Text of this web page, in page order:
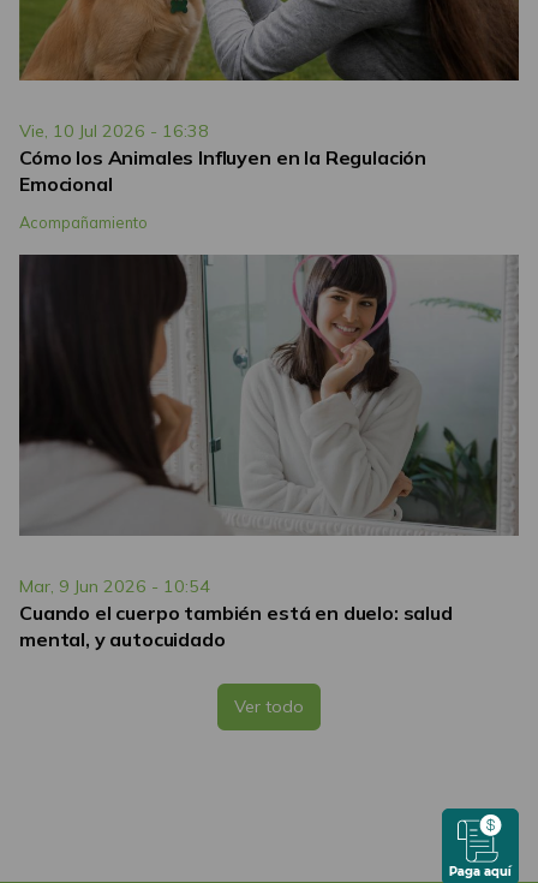
Vie, 10 Jul 2026 - 16:38
Cómo los Animales Influyen en la Regulación
Emocional
Acompañamiento
Mar, 9 Jun 2026 - 10:54
Cuando el cuerpo también está en duelo: salud
mental, y autocuidado
Ver todo